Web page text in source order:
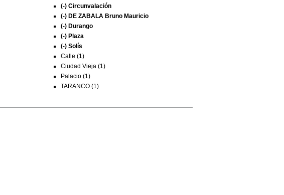
(-) Circunvalación
(-) DE ZABALA Bruno Mauricio
(-) Durango
(-) Plaza
(-) Solís
Calle (1)
Ciudad Vieja (1)
Palacio (1)
TARANCO (1)